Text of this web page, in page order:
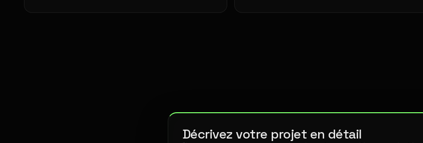
Décrivez votre projet en détail